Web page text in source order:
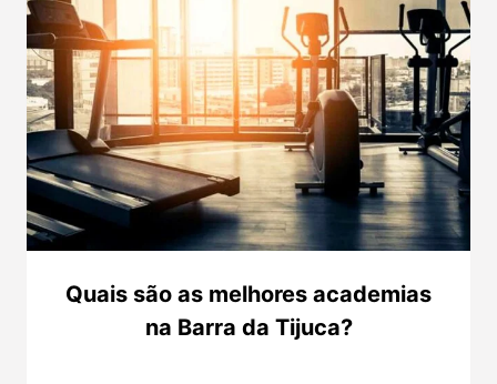
Quais são as melhores academias
na Barra da Tijuca?